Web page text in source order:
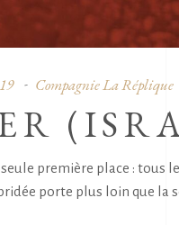
Compagnie La Réplique
première place :
porte plus loin que la